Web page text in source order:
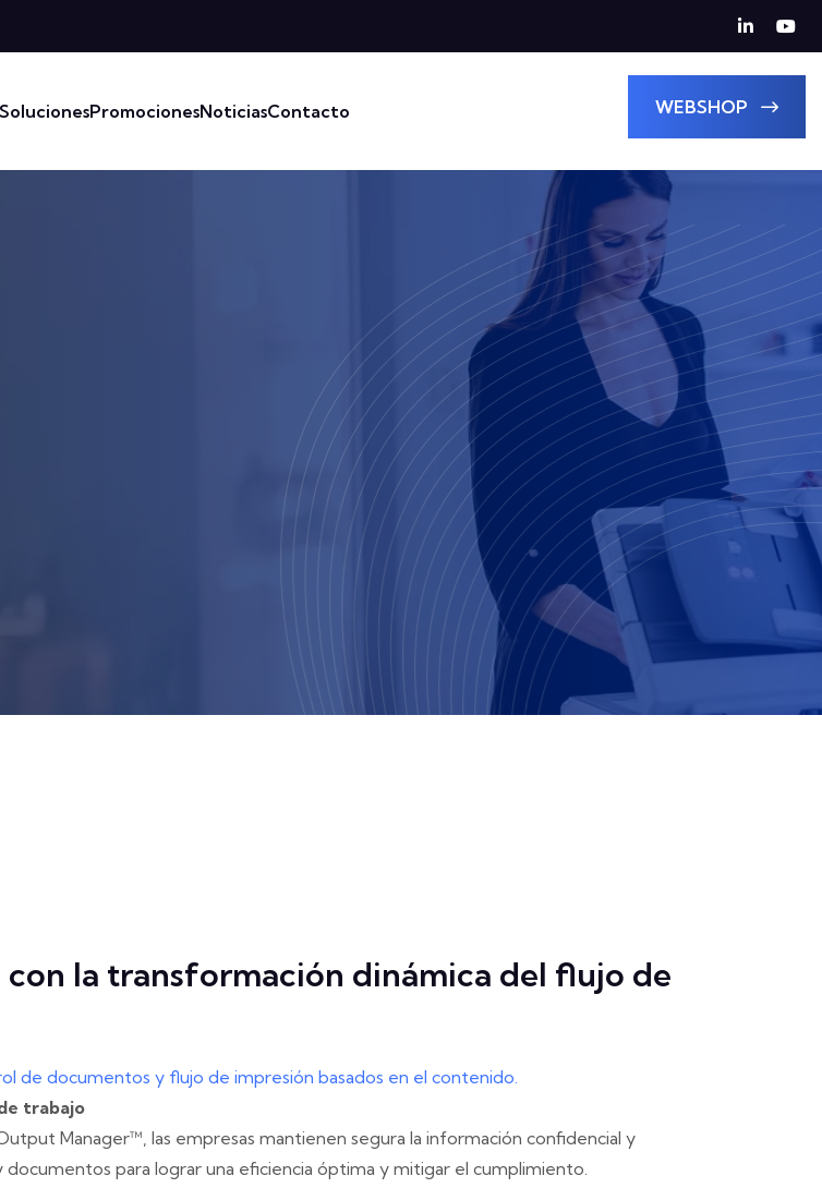
PromocionesNoticiasContacto WEBSHOP
la transformación dinámica del flujo de
de documentos y flujo de impresión basados en el contenido.
trabajo
Manager™️, las empresas mantienen segura la información confidencial y
para lograr una eficiencia óptima y mitigar el cumplimiento.